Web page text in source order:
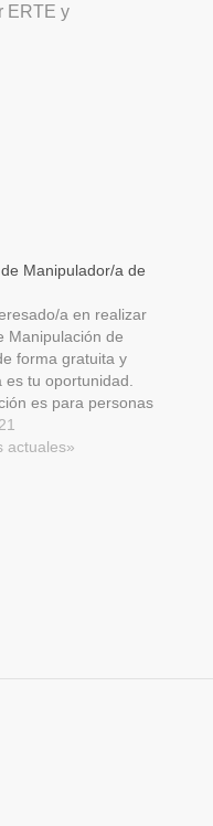
ERTE y
Manipulador/a de
a en realizar
Manipulación de
forma gratuita y
es tu oportunidad.
es para personas
en ERTE,
trabajadores/as de
actuales»